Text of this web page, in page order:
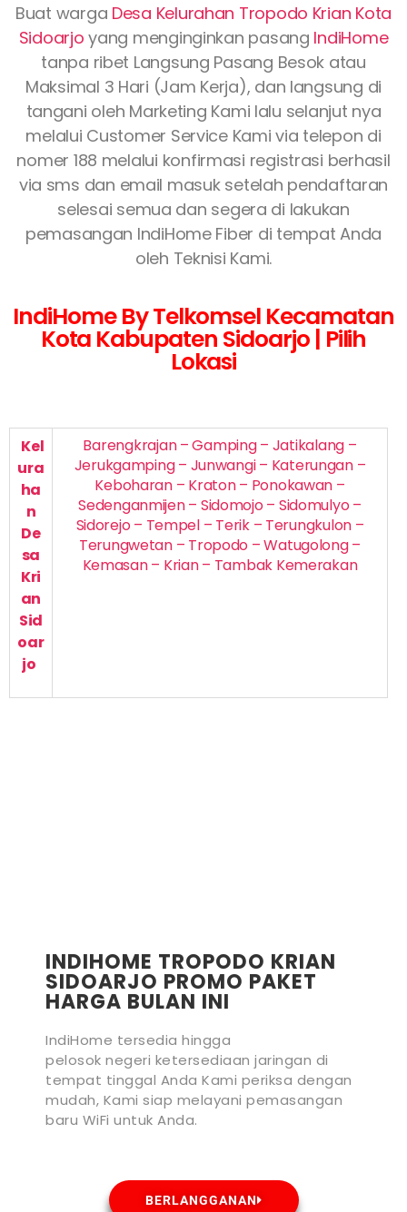
Buat warga Desa Kelurahan Tropodo Krian Kota
Sidoarjoyang menginginkan pasang IndiHome
tanpa ribet Langsung Pasang Besok atau
Maksimal 3 Hari (Jam Kerja), dan langsung di
tangani oleh Marketing Kami lalu selanjut nya
melalui Customer Service Kami via telepon di
nomer 188 melalui konfirmasi registrasi berhasil
via sms dan email masuk setelah pendaftaran
selesai semua dan segera di lakukan
pemasangan IndiHome Fiber di tempat Anda
oleh Teknisi Kami.
IndiHome By Telkomsel Kecamatan
Kota Kabupaten Sidoarjo | Pilih
Lokasi
Kel
ura
ha
n
De
sa
Kri
an
Sid
oar
jo
Barengkrajan – Gamping – Jatikalang –
Jerukgamping – Junwangi – Katerungan –
Keboharan – Kraton – Ponokawan –
Sedenganmijen – Sidomojo – Sidomulyo –
Sidorejo – Tempel – Terik – Terungkulon –
Terungwetan – Tropodo – Watugolong –
Kemasan – Krian – Tambak Kemerakan
INDIHOME TROPODO KRIAN
SIDOARJO PROMO PAKET
HARGA BULAN INI
IndiHome tersedia hingga
pelosok negeri ketersediaan jaringan di
tempat tinggal Anda Kami periksa dengan
mudah, Kami siap melayani pemasangan
baru WiFi untuk Anda.
BERLANGGANAN